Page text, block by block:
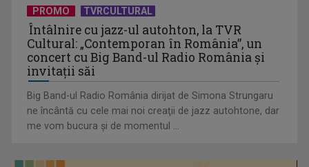
TVR aduce un omagiu actriței Adela Mărculescu prin
programe speciale In Memoriam
PROMO TVRCULTURAL
Întâlnire cu jazz-ul autohton, la TVR
Cultural: „Contemporan în România”, un
concert cu Big Band-ul Radio România şi
invitaţii săi
Big Band-ul Radio România dirijat de Simona Strungaru
ne încântă cu cele mai noi creaţii de jazz autohtone, dar
me vom bucura şi de momentul ...